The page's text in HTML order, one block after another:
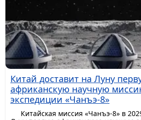
Китай доставит на Луну
африканскую научную
экспедиции «Чанъэ-8»
Китайская миссия «Чанъэ-8» в